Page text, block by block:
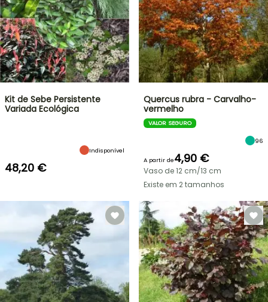
Kit de Sebe Persistente
Variada Ecológica
Indisponível
48,20 €
Quercus rubra - Carvalho-
vermelho
VALOR SEGURO
96
A partir de4,90 €
Vaso de 12 cm/13 cm
Existe em 2 tamanhos